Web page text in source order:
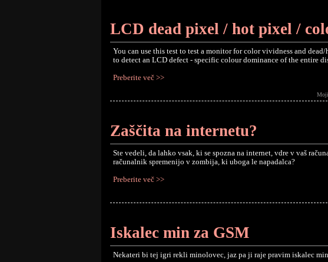
LCD dead pixel / hot pixel /
You can use this test to test a monitor for color vividness and
to detect an LCD defect - specific colour dominance of the entire
Preberite več >>
Moji
Zaščita na internetu?
Ste vedeli, da lahko vsak, ki se spozna na internet, vdre v vaš
računalnik spremenijo v zombija, ki uboga le napadalca?
Preberite več >>
Iskalec min za GSM
Nekateri bi tej igri rekli minolovec, jaz pa ji raje pravim iskalec